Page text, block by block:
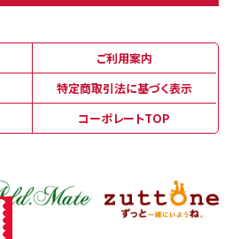
ご利用案内
特定商取引法に基づく表示
コーポレートTOP